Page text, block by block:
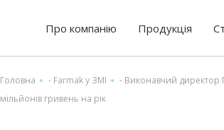
Про компанію Продукція
Головна - Farmak у ЗМІ - Виконавчий директор
мільйонів гривень на рік